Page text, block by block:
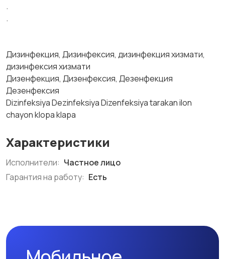
.
.
Дизинфекция, Дизинфексия, дизинфекция хизмати,
дизинфексия хизмати
Дизенфекция, Дизенфексия, Дезенфекция
Дезенфексия
Dizinfeksiya Dezinfeksiya Dizenfeksiya tarakan ilon
chayon klopa klapa
Характеристики
Исполнители: Частное лицо
Гарантия на работу: Есть